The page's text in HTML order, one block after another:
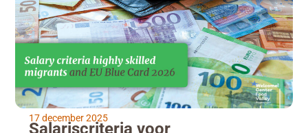
17 december 2025
Salariscriteria voor